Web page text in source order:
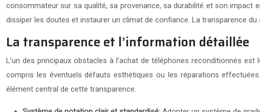
consommateur sur sa qualité, sa provenance, sa durabilité et son impact
dissiper les doutes et instaurer un climat de confiance. La transparence
La transparence et l’information détaillée
L’un des principaux obstacles à l’achat de téléphones reconditionnés
compris les éventuels défauts esthétiques ou les réparations
élément central de cette transparence.